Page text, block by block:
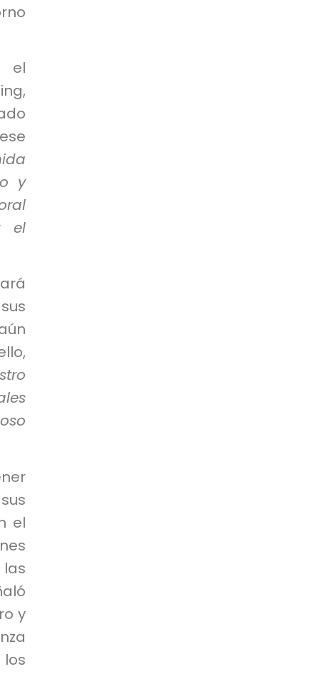
el
y
el
el
y